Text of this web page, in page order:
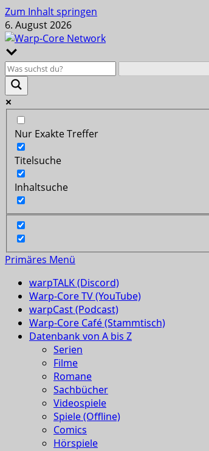
Zum Inhalt springen
6. August 2026
Nur Exakte Treffer
Titelsuche
Inhaltsuche
Primäres Menü
warpTALK (Discord)
Warp-Core TV (YouTube)
warpCast (Podcast)
Warp-Core Café (Stammtisch)
Datenbank von A bis Z
Serien
Filme
Romane
Sachbücher
Videospiele
Spiele (Offline)
Comics
Hörspiele